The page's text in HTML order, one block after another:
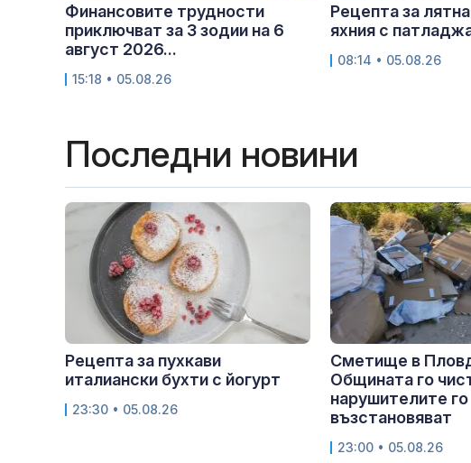
Финансовите трудности
приключват за 3 зодии на 6
август 2026...
15:18 • 05.08.26
Рецепта за
яхния с
08:14 • 05.08.26
Последни новини
Рецепта за пухкави
италиански бухти с йогурт
23:30 • 05.08.26
Сметище в
Общината го
нарушителите го
възстановяват
23:00 • 05.08.26